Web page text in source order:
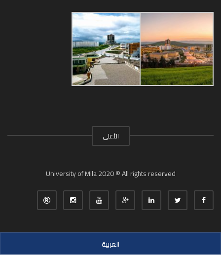
الأعلى
University of Mila 2020 ® All rights reserved
العربية